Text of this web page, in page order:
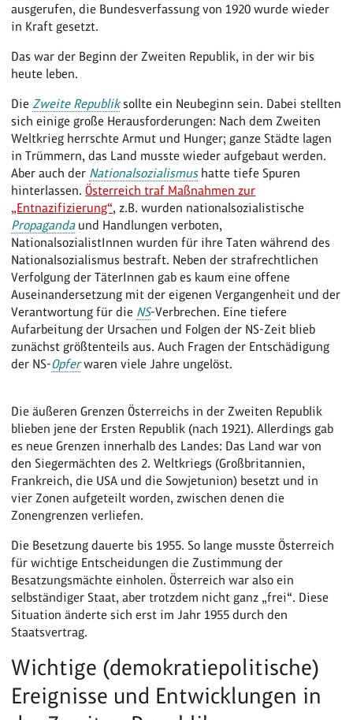
ausgerufen, die Bundesverfassung von 1920 wurde wieder
in Kraft gesetzt.
Das war der Beginn der Zweiten Republik, in der wir bis
heute leben.
Die Zweite Republiksollte ein Neubeginn sein. Dabei stellten
sich einige große Herausforderungen: Nach dem Zweiten
Weltkrieg herrschte Armut und Hunger; ganze Städte lagen
in Trümmern, das Land musste wieder aufgebaut werden.
Aber auch der Nationalsozialismushatte tiefe Spuren
hinterlassen.Österreich traf Maßnahmen zur
„Entnazifizierung“, z.B. wurden nationalsozialistische
Propagandaund Handlungen verboten,
NationalsozialistInnen wurden für ihre Taten während des
Nationalsozialismus bestraft. Neben der strafrechtlichen
Verfolgung der TäterInnen gab es kaum eine offene
Auseinandersetzung mit der eigenen Vergangenheit und der
Verantwortung für die NS-Verbrechen. Eine tiefere
Aufarbeitung der Ursachen und Folgen der NS-Zeit blieb
zunächst größtenteils aus. Auch Fragen der Entschädigung
der NS-Opferwaren viele Jahre ungelöst.
Die äußeren Grenzen Österreichs in der Zweiten Republik
blieben jene der Ersten Republik (nach 1921). Allerdings gab
es neue Grenzen innerhalb des Landes: Das Land war von
den Siegermächten des 2. Weltkriegs (Großbritannien,
Frankreich, die USA und die Sowjetunion) besetzt und in
vier Zonen aufgeteilt worden, zwischen denen die
Zonengrenzen verliefen.
Die Besetzung dauerte bis 1955. So lange musste Österreich
für wichtige Entscheidungen die Zustimmung der
Besatzungsmächte einholen. Österreich war also ein
selbständiger Staat, aber trotzdem nicht ganz „frei“. Diese
Situation änderte sich erst im Jahr 1955 durch den
Staatsvertrag.
Wichtige (demokratiepolitische)
Ereignisse und Entwicklungen in